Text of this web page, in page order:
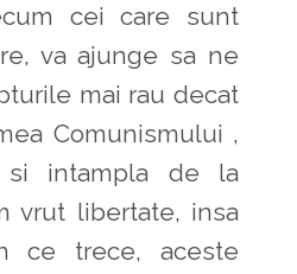
cei care sunt
va ajunge sa ne
mai rau decat
Comunismului ,
intampla de la
vrut libertate, insa
ce trece, aceste